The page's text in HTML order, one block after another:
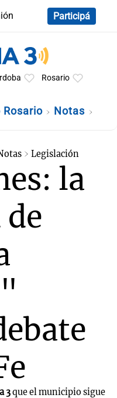
Participá
Rosario
Rosario Notas
Legislación
la
3que el municipio sigue